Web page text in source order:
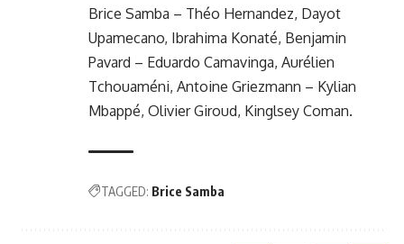
Brice Samba – Théo Hernandez, Dayot
Upamecano, Ibrahima Konaté, Benjamin
Pavard – Eduardo Camavinga, Aurélien
Tchouaméni, Antoine Griezmann – Kylian
Mbappé, Olivier Giroud, Kinglsey Coman.
TAGGED: Brice Samba